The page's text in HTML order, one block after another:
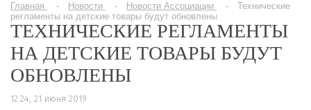
Главная Новости Новости Ассоциации
Технические
регламенты на детские товары будут обновлены
ТЕХНИЧЕСКИЕ РЕГЛАМЕНТЫ
НА ДЕТСКИЕ ТОВАРЫ БУДУТ
ОБНОВЛЕНЫ
12:24, 21 июня 2019